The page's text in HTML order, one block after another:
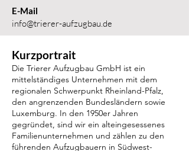
E-Mail
info@trierer-aufzugbau.de
Kurzportrait
Die Trierer Aufzugbau GmbH ist ein
mittelständiges Unternehmen mit dem
regionalen Schwerpunkt Rheinland-Pfalz,
den angrenzenden Bundesländern sowie
Luxemburg. In den 1950er Jahren
gegründet, sind wir ein alteingesessenes
Familienunternehmen und zählen zu den
führenden Aufzugbauern in Südwest-